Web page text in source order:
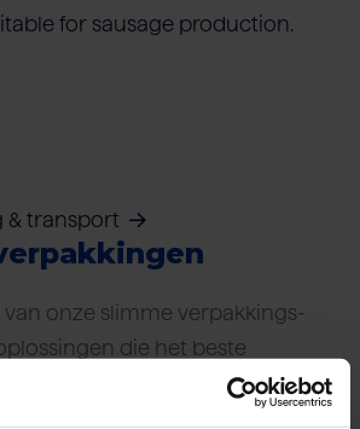
for sausage production.
& transport
van onze slimme verpakkings-
die het beste
logistieke wensen.